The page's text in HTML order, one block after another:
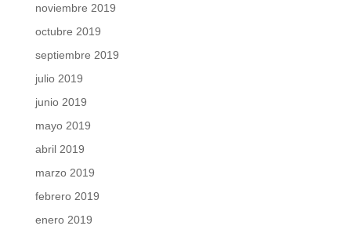
noviembre 2019
octubre 2019
septiembre 2019
julio 2019
junio 2019
mayo 2019
abril 2019
marzo 2019
febrero 2019
enero 2019